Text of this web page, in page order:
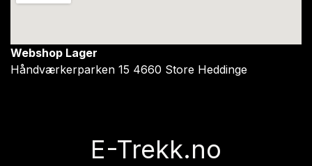
Webshop Lager
Håndværkerparken 15 4660 Store Heddinge
E-Trekk.no